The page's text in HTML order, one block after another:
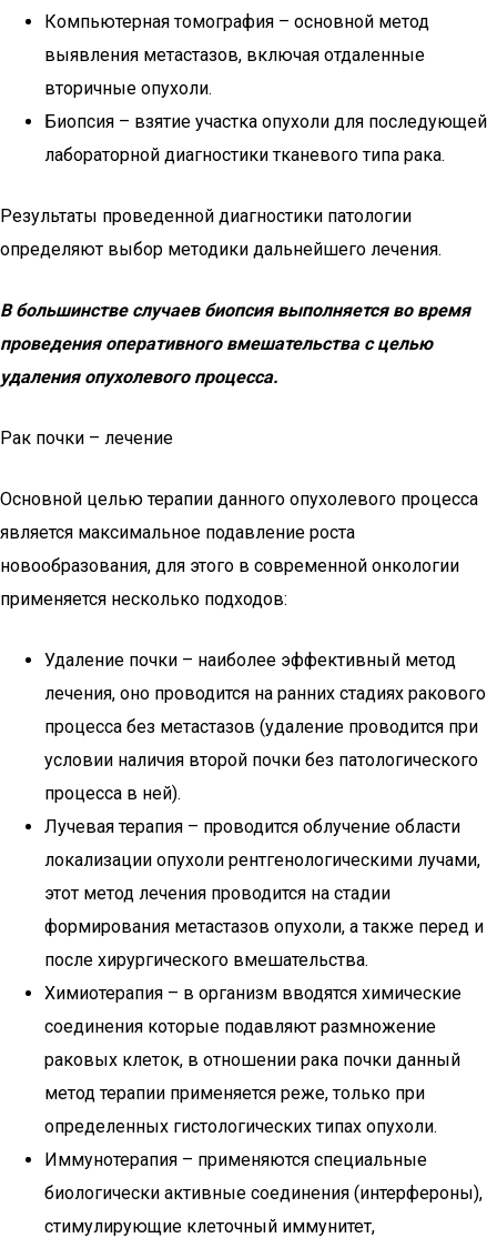
Компьютерная томография – основной метод
выявления метастазов, включая отдаленные
вторичные опухоли.
Биопсия – взятие участка опухоли для последующей
лабораторной диагностики тканевого типа рака.
Результаты проведенной диагностики патологии
определяют выбор методики дальнейшего лечения.
В большинстве случаев биопсия выполняется во время
проведения оперативного вмешательства с целью
удаления опухолевого процесса.
Рак почки – лечение
Основной целью терапии данного опухолевого процесса
является максимальное подавление роста
новообразования, для этого в современной онкологии
применяется несколько подходов:
Удаление почки – наиболее эффективный метод
лечения, оно проводится на ранних стадиях ракового
процесса без метастазов (удаление проводится при
условии наличия второй почки без патологического
процесса в ней).
Лучевая терапия – проводится облучение области
локализации опухоли рентгенологическими лучами,
этот метод лечения проводится на стадии
формирования метастазов опухоли, а также перед и
после хирургического вмешательства.
Химиотерапия – в организм вводятся химические
соединения которые подавляют размножение
раковых клеток, в отношении рака почки данный
метод терапии применяется реже, только при
определенных гистологических типах опухоли.
Иммунотерапия – применяются специальные
биологически активные соединения (интерфероны),
стимулирующие клеточный иммунитет,